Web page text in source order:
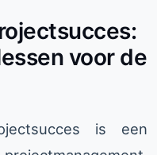
voor de
is een